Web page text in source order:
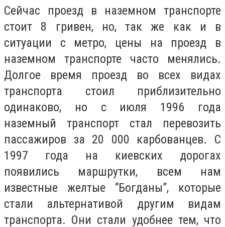
Сейчас проезд в наземном транспорте
стоит 8 гривен, но, так же как и в
ситуации с метро, цены на проезд в
наземном транспорте часто менялись.
Долгое время проезд во всех видах
транспорта стоил приблизительно
одинаково, но с июля 1996 года
наземный транспорт стал перевозить
пассажиров за 20 000 карбованцев. С
1997 года на киевских дорогах
появились маршрутки, всем нам
известные желтые “Богданы”, которые
стали альтернативой другим видам
транспорта. Они стали удобнее тем, что